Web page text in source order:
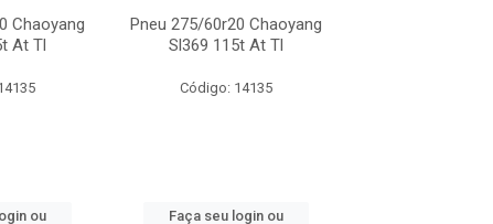
Chaoyang
At Tl
ou
Pneu 275/60r20 Chaoyang
Sl369 115t At Tl
Código: 14135
Faça seu login ou